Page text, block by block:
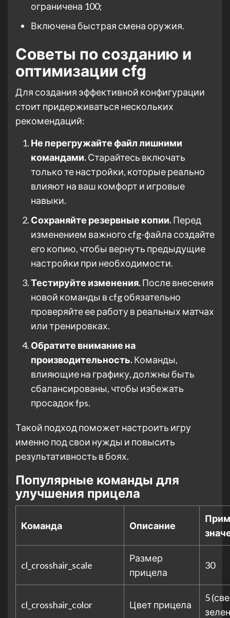
ограничена 100;
Включена быстрая смена оружия.
Советы по созданию и
оптимизации cfg
Для создания эффективной конфигурации
стоит придерживаться нескольких
рекомендаций:
Не перегружайте файл лишними
командами.Старайтесь включать
только те настройки, которые реально
влияют на ваш комфорт и игровые
навыки.
Сохраняйте резервные копии.Перед
изменением важного cfg-файла создайте
его копию, чтобы вернуть предыдущие
настройки при необходимости.
Тестируйте изменения.После внесения
новой команды в cfg обязательно
проверяйте ее работу в реальных матчах
или тренировках.
Обратите внимание на
производительность.Команды,
влияющие на графику, должны быть
сбалансированы, чтобы избежать
просадок fps.
Такой подход поможет настроить игру
именно под свои нужды и повысить
результативность в боях.
Популярные команды для
улучшения прицела
Команда Описание
cl_crosshair_scale
Размер
прицела
30
cl_crosshair_color Цвет прицела
5